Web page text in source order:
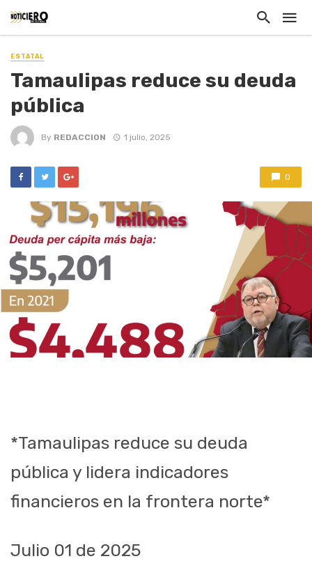
ESTATAL
Tamaulipas reduce su deuda
pública
By REDACCION 1 julio, 2025
0
*Tamaulipas reduce su deuda
pública y lidera indicadores
financieros en la frontera norte*
Julio 01 de 2025